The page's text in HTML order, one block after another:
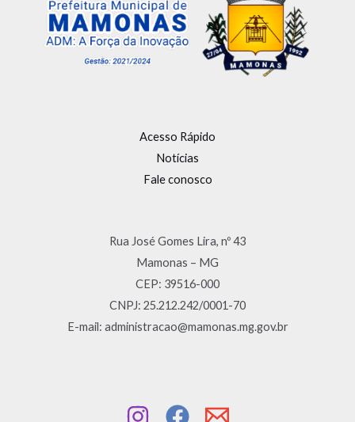
Acesso Rápido
Notícias
Fale conosco
Rua José Gomes Lira, nº 43
Mamonas – MG
CEP: 39516-000
CNPJ: 25.212.242/0001-70
E-mail: administracao@mamonas.mg.gov.br